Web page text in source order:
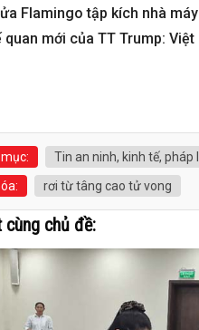
Flamingo tập kích nhà
quan mới của TT Trump:
Tin an ninh, kinh tế, pháp
rơi từ tâng cao tử vong
cùng chủ đề: